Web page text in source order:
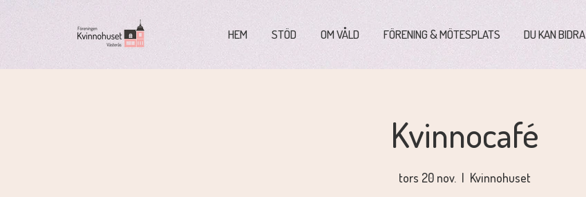
HEM STÖD OM VÅLD FÖRENING & MÖTESPLATS DU KAN BIDRA
Kvinnocafé
tors 20 nov.
  |
Kvinnohuset